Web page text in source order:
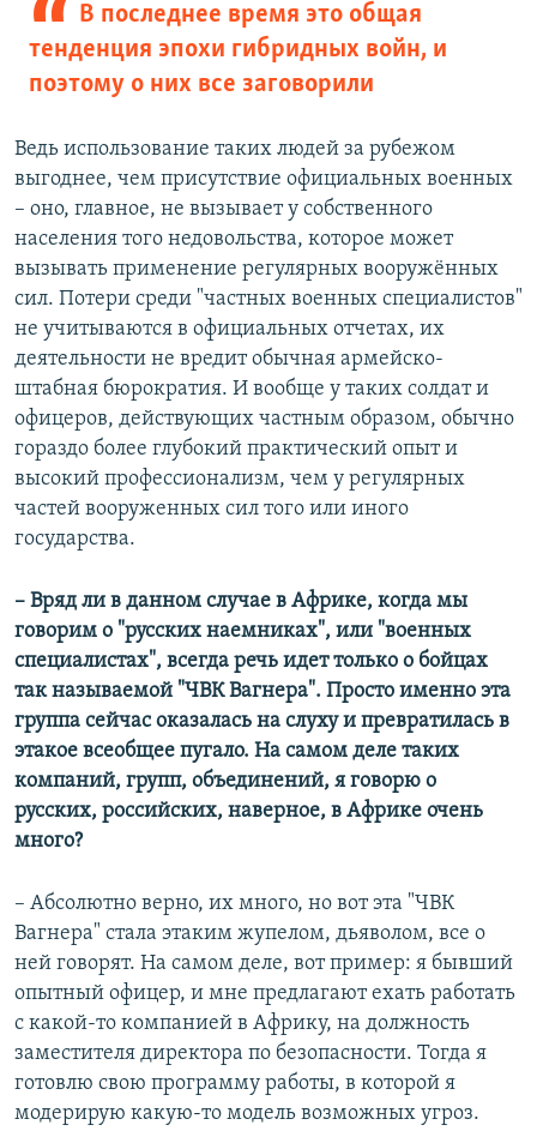
В последнее время это общая
тенденция эпохи гибридных войн, и
поэтому о них все заговорили
Ведь использование таких людей за рубежом
выгоднее, чем присутствие официальных военных
– оно, главное, не вызывает у собственного
населения того недовольства, которое может
вызывать применение регулярных вооружённых
сил. Потери среди "частных военных специалистов"
не учитываются в официальных отчетах, их
деятельности не вредит обычная армейско-
штабная бюрократия. И вообще у таких солдат и
офицеров, действующих частным образом, обычно
гораздо более глубокий практический опыт и
высокий профессионализм, чем у регулярных
частей вооруженных сил того или иного
государства.
– Вряд ли в данном случае в Африке, когда мы
говорим о "русских наемниках", или "военных
специалистах", всегда речь идет только о бойцах
так называемой "ЧВК Вагнера". Просто именно эта
группа сейчас оказалась на слуху и превратилась в
этакое всеобщее пугало. На самом деле таких
компаний, групп, объединений, я говорю о
русских, российских, наверное, в Африке очень
много?
– Абсолютно верно, их много, но вот эта "ЧВК
Вагнера" стала этаким жупелом, дьяволом, все о
ней говорят. На самом деле, вот пример: я бывший
опытный офицер, и мне предлагают ехать работать
с какой-то компанией в Африку, на должность
заместителя директора по безопасности. Тогда я
готовлю свою программу работы, в которой я
модерирую какую-то модель возможных угроз.